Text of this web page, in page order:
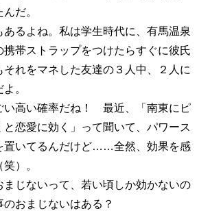
だ。
あるよね。私は学生時代に、有馬温泉
携帯ストラップをつけたらすぐに彼氏
それをマネした友達の３人中、２人に
。
い高い確率だね！ 最近、「南東にピ
と恋愛に効く」って聞いて、パワース
置いてるんだけど……全然、効果を感
）。
まじないって、若い頃しか効かないの
おまじないはある？